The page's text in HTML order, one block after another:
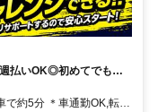
払いOK◎初めてでも安
実！